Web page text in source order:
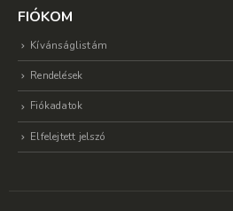
FIÓKOM
Kívánságlistám
Rendelések
Fiókadatok
Elfelejtett jelszó